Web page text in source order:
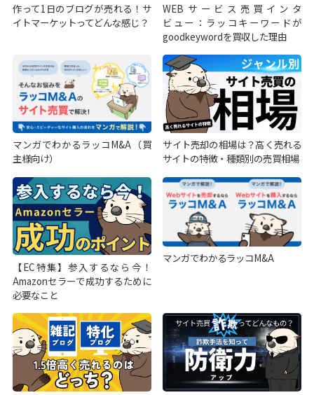
作って1日のブログが売れる！サ
イトマーケットってどんな感じ？
WEBサービス売買インタ
ビュー：ラッコキーワードが
goodkeywordを買収した理由
マンガでわかるラッコM&A（買
主様向け）
サイト売却の相場は？高く売れる
サイトの特徴・種類別の売買相場
【EC特集】参入するなら今！
Amazonセラーで成功するために
必要なこと
マンガでわかるラッコM&A